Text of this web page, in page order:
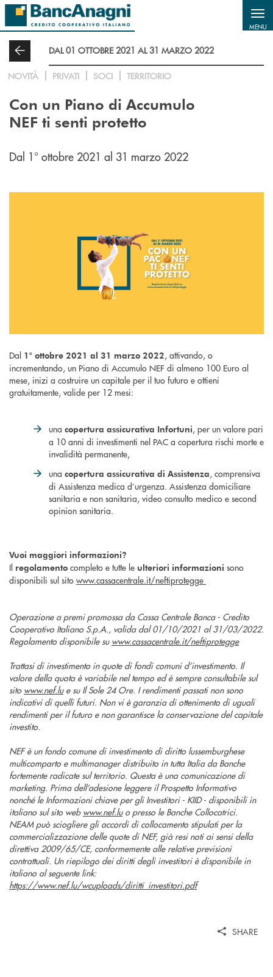
Salta al contenuto principale
MENU
DAL 01 OTTOBRE 2021 AL 31 MARZO 2022
NOVITÀ PRIVATI SOCI TERRITORIO
Con un Piano di Accumulo
NEF ti senti protetto
Dal 1° ottobre 2021 al 31 marzo 2022
Dal 1° ottobre 2021 al 31 marzo 2022, attivando, o
incrementando, un Piano di Accumulo NEF di almeno 100 Euro al
mese, inizi a costruire un capitale per il tuo futuro e ottieni
gratuitamente, valide per 12 mesi:
una copertura assicurativa Infortuni, per un valore pari
a 10 anni di investimenti nel PAC a copertura rischi morte e
invalidità permanente,
una copertura assicurativa di Assistenza, comprensiva
di Assistenza medica d’urgenza. Assistenza domiciliare
sanitaria e non sanitaria, video consulto medico e second
opinion sanitaria.
Vuoi maggiori informazioni?
Il regolamento completo e tutte le ulteriori informazioni sono
disponibili sul sito www.cassacentrale.it/neftiprotegge
Operazione a premi promossa da Cassa Centrale Banca - Credito
Cooperativo Italiano S.p.A., valida dal 01/10/2021 al 31/03/2022.
Regolamento disponibile su www.cassacentrale.it/neftiprotegge
Trattasi di investimento in quote di fondi comuni d’investimento. Il
valore della quota è variabile nel tempo ed è sempre consultabile sul
sito www.nef.lue su Il Sole 24 Ore. I rendimenti passati non sono
indicativi di quelli futuri. Non vi è garanzia di ottenimento di uguali
rendimenti per il futuro e non garantisce la conservazione del capitale
investito.
NEF è un fondo comune di investimento di diritto lussemburghese
multicomparto e multimanager distribuito in tutta Italia da Banche
fortemente radicate sul territorio. Questa è una comunicazione di
marketing. Prima dell’adesione leggere il Prospetto Informativo
nonché le Informazioni chiave per gli Investitori - KIID - disponibili in
italiano sul sito web www.nef.luo presso le Banche Collocatrici.
NEAM può sciogliere gli accordi di collocamento stipulati per la
commercializzazione delle quote di NEF, già resi noti ai sensi della
direttiva 2009/65/CE, conformemente alle relative previsioni
contrattuali. Un riepilogo dei diritti degli investitori è disponibile in
italiano al seguente link:
https://www.nef.lu/wcuploads/diritti_investitori.pdf
SHARE